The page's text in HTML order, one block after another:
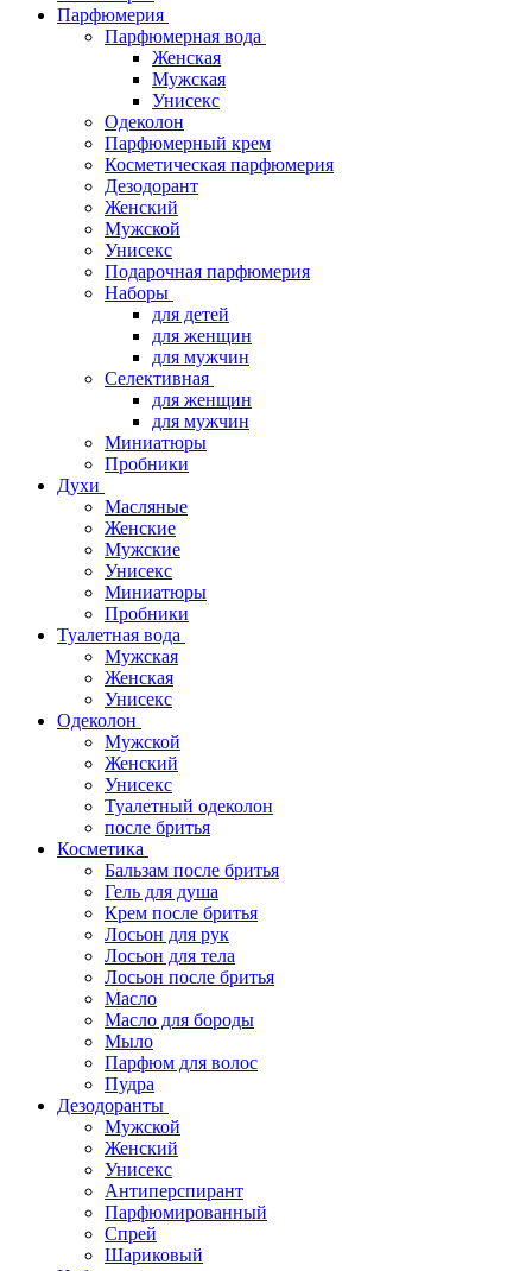
Парфюмерия
Парфюмерная вода
Женская
Мужская
Унисекс
Одеколон
Парфюмерный крем
Косметическая парфюмерия
Дезодорант
Женский
Мужской
Унисекс
Подарочная парфюмерия
Наборы
для детей
для женщин
для мужчин
Селективная
для женщин
для мужчин
Миниатюры
Пробники
Духи
Масляные
Женские
Мужские
Унисекс
Миниатюры
Пробники
Туалетная вода
Мужская
Женская
Унисекс
Одеколон
Мужской
Женский
Унисекс
Туалетный одеколон
после бритья
Косметика
Бальзам после бритья
Гель для душа
Крем после бритья
Лосьон для рук
Лосьон для тела
Лосьон после бритья
Масло
Масло для бороды
Мыло
Парфюм для волос
Пудра
Дезодоранты
Мужской
Женский
Унисекс
Антиперспирант
Парфюмированный
Спрей
Шариковый